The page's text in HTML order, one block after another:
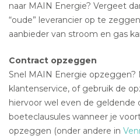
naar MAIN Energie? Vergeet
“oude” leverancier op te
aanbieder van stroom en gas
Contract opzeggen
Snel MAIN Energie
klantenservice, of gebruik de
hiervoor wel even de geldende
boeteclausules wanneer je
opzeggen (onder andere in